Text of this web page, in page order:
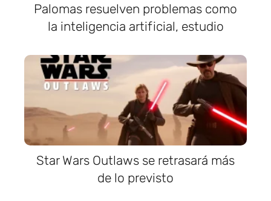
Palomas resuelven problemas como
la inteligencia artificial, estudio
Star Wars Outlaws se retrasará más
de lo previsto